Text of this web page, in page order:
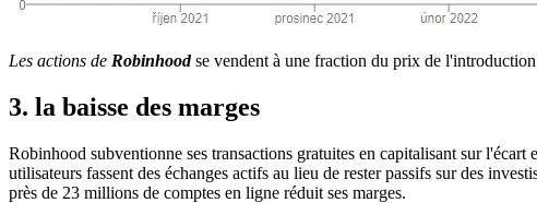
Les actions de Robinhoodse vendent à une fraction du prix de
3. la baisse des marges
Robinhood subventionne ses transactions gratuites en capitalisant sur l'écart
utilisateurs fassent des échanges actifs au lieu de rester passifs sur des
près de 23 millions de comptes en ligne réduit ses marges.